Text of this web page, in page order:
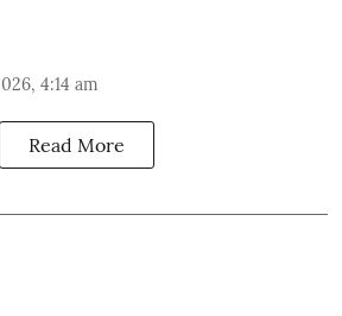
4:14 am
Read More